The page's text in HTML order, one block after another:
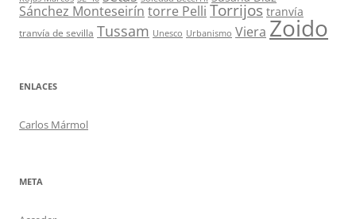
Sánchez Monteseirín torre Pelli Torrijos tranvía
tranvía de sevilla Tussam Unesco Urbanismo Viera Zoido
ENLACES
Carlos Mármol
META